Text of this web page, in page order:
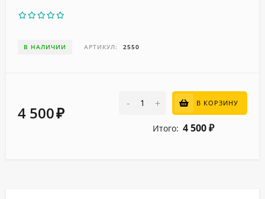
В НАЛИЧИИ АРТИКУЛ: 2550
4 500₽
- + В КОРЗИНУ
Итого: 4 500 ₽